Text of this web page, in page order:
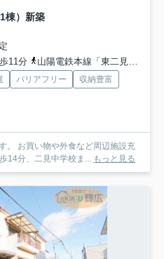
棟）新築
11分
山陽電鉄本線「東二見」駅 徒歩15分
バリアフリー
収納豊富
。 お買い物や外食など周辺施設充
14分、二見中学校ま... もっと見る